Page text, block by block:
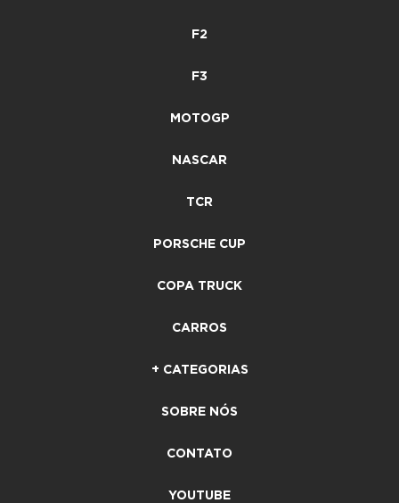
F2
F3
MOTOGP
NASCAR
TCR
PORSCHE CUP
COPA TRUCK
CARROS
+ CATEGORIAS
SOBRE NÓS
CONTATO
YOUTUBE